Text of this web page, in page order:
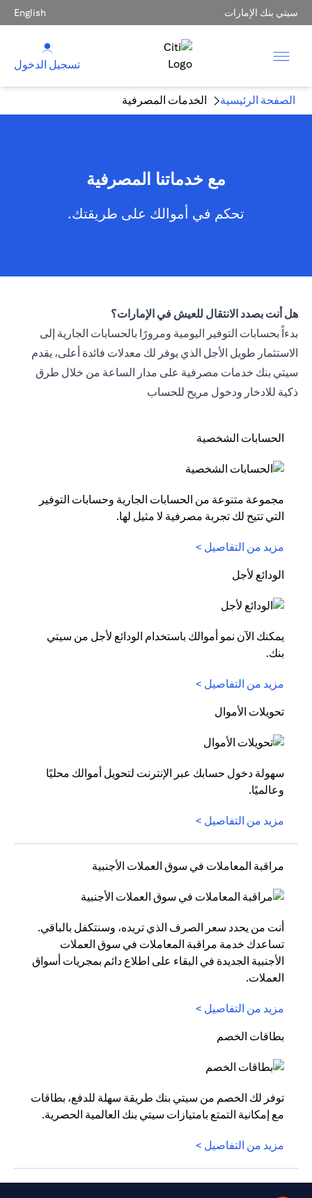
سيتي بنك الإمارات English
تسجيل الدخول
الصفحة الرئيسية الخدمات المصرفية
مع خدماتنا المصرفية
تحكم في أموالك على طريقتك.
هل أنت بصدد الانتقال للعيش في الإمارات؟
بدءاً بحسابات التوفير اليومية ومرورًا بالحسابات الجارية إلى
الاستثمار طويل الأجل الذي يوفر لك معدلات فائدة أعلى، يقدم
سيتي بنك خدمات مصرفية على مدار الساعة من خلال طرق
ذكية للادخار ودخول مريح للحساب
الحسابات الشخصية
مجموعة متنوعة من الحسابات الجارية وحسابات التوفير
التي تتيح لك تجربة مصرفية لا مثيل لها.
مزيد من التفاصيل >
الودائع لأجل
يمكنك الآن نمو أموالك باستخدام الودائع لأجل من سيتي
بنك.
مزيد من التفاصيل >
تحويلات الأموال
سهولة دخول حسابك عبر الإنترنت لتحويل أموالك محليًا
وعالميًا.
مزيد من التفاصيل >
مراقبة المعاملات في سوق العملات الأجنبية
أنت من يحدد سعر الصرف الذي تريده، وسنتكفل بالباقي.
تساعدك خدمة مراقبة المعاملات في سوق العملات
الأجنبية الجديدة في البقاء على اطلاع دائم بمجريات أسواق
العملات.
مزيد من التفاصيل >
بطاقات الخصم
توفر لك الخصم من سيتي بنك طريقة سهلة للدفع، بطاقات
مع إمكانية التمتع بامتيازات سيتي بنك العالمية الحصرية.
مزيد من التفاصيل >